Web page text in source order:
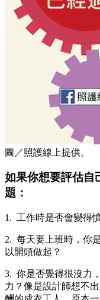
圖／照護線上提供。
如果你想要評估自
題：
1. 工作時是否會變得
2. 每天要上班時，你
以開頭做起？
3. 你是否覺得很沒力
力？像是設計師想不